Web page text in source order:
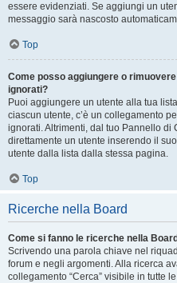
essere evidenziati. Se aggiungi un
messaggio sarà nascosto
Top
Come posso aggiungere o
ignorati?
Puoi aggiungere un utente alla tua
ciascun utente, c’è un collegamento
ignorati. Altrimenti, dal tuo Pannello
direttamente un utente inserendo il
utente dalla lista dalla stessa pagina.
Top
Ricerche nella Board
Come si fanno le ricerche nella
Scrivendo una parola chiave nel
forum e negli argomenti. Alla ricerca
collegamento “Cerca” visibile in tutte